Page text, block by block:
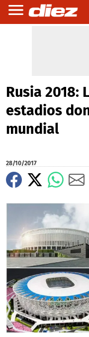
Rusia 2018:
estadios
mundial
28/10/2017